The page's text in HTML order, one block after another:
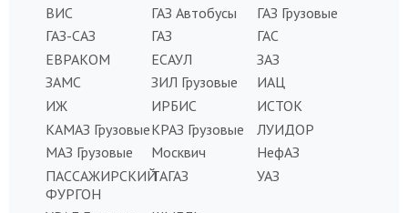
ВИС ГАЗ Автобусы
ГАЗ Грузовые
ГАЗ-САЗ
ГАЗ
ГАС
ЕВРАКОМ
ЕСАУЛ
ЗАЗ
ЗАМС
ЗИЛ Грузовые
ИАЦ
ИЖ
ИРБИС
ИСТОК
КАМАЗ ГрузовыеКРАЗ Грузовые
ЛУИДОР
МАЗ Грузовые
Москвич
НефАЗ
ПАССАЖИРСКИЙ
ФУРГОН
ТАГАЗ УАЗ